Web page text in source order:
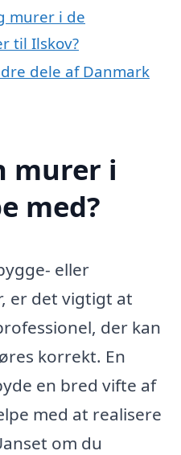
murer i de
til Ilskov?
dele af Danmark
murer i
med?
eller
er det vigtigt at
der kan
korrekt. En
en bred vifte af
med at realisere
om du